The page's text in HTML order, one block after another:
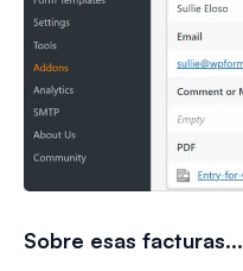
Sobre esas facturas...